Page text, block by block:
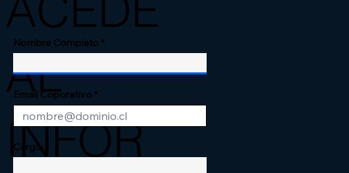
AL
INFOR
Nombre Completo
Email Coporativo
Cargo: